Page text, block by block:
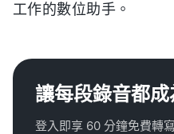
工作的數位助手。
讓每段錄音都
登入即享 60 分鐘免費轉